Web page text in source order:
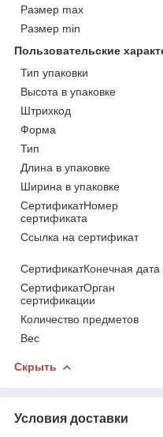
Размер max
Размер min
Пользовательские
Тип упаковки
Высота в упаковке
Штрихкод
Форма
Тип
Длина в упаковке
Ширина в упаковке
СертификатНомер
сертификата
Ссылка на сертификат
СертификатКонечная дата
СертификатОрган
сертификации
Количество предметов
Вес
Скрыть
Условия доставки